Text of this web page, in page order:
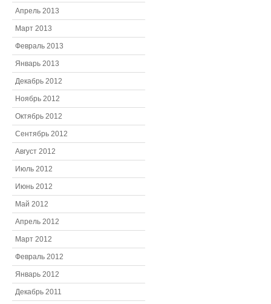
Апрель 2013
Март 2013
Февраль 2013
Январь 2013
Декабрь 2012
Ноябрь 2012
Октябрь 2012
Сентябрь 2012
Август 2012
Июль 2012
Июнь 2012
Май 2012
Апрель 2012
Март 2012
Февраль 2012
Январь 2012
Декабрь 2011